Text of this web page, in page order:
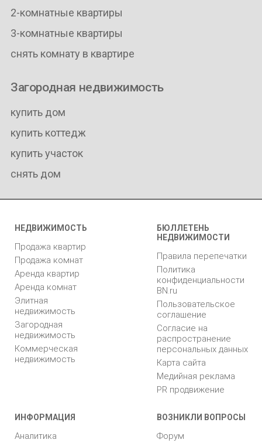
2-комнатные квартиры
3-комнатные квартиры
снять комнату в квартире
Загородная недвижимость
купить дом
купить коттедж
купить участок
снять дом
НЕДВИЖИМОСТЬ
Продажа квартир
Продажа комнат
Аренда квартир
Аренда комнат
Элитная
недвижимость
Загородная
недвижимость
Коммерческая
недвижимость
БЮЛЛЕТЕНЬ
НЕДВИЖИМОСТИ
Правила перепечатки
Политика
конфиденциальности
BN.ru
Пользовательское
соглашение
Согласие на
распространение
персональных данных
Карта сайта
Медийная реклама
PR продвижение
ИНФОРМАЦИЯ
Аналитика
ВОЗНИКЛИ ВОПРОСЫ
Форум